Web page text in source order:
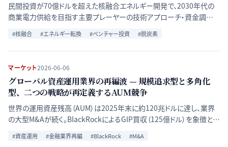
民間投資が70億ドルを超えた核融合エネルギー開発で、2030年代の
商業電力供給を目指す主要プレーヤーの技術アプローチ・資金調達・
タイムラインが出そろった。主要4企業の比較と政府プログラムとの競
合を解説する。
#核融合 #エネルギー転換 #ベンチャー投資 #脱炭素
マーケット2026-06-06
グローバル資産運用業界の再編波 — 規模追求型と多角化
型、二つの戦略が再定義するAUM競争
世界の運用資産残高（AUM）は2025年末に約120兆ドルに達し、業界
の大型M&Aが続く。BlackRockによるGIP買収（125億ドル）を象徴とす
戦略。二つのアプローチを比較し、再編の構造的背景と投資家への含
#資産運用 #金融業界再編 #BlackRock #M&A